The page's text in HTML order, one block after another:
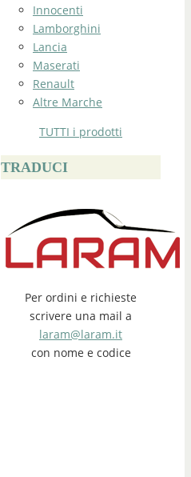
Innocenti
Lamborghini
Lancia
Maserati
Renault
Altre Marche
TUTTI i prodotti
TRADUCI
Per ordini e richieste
scrivere una mail a
laram@laram.it
con nome e codice